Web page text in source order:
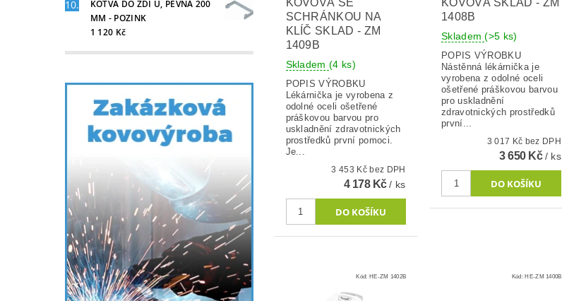
KOTVA DO ZDI U, PEVNÁ 200
MM - POZINK
1 120 Kč
KOVOVÁ SE
SCHRÁNKOU NA
KLÍČ SKLAD - ZM
1409B
Skladem(4 ks)
POPIS VÝROBKU
Lékárnička je vyrobena z
odolné oceli ošetřené
práškovou barvou pro
uskladnění zdravotnických
prostředků první pomoci.
Je...
3 453 Kč bez DPH
4 178 Kč/ ks
KOVOVÁ SKLAD - ZM
1408B
Skladem(>5 ks)
POPIS VÝROBKU
Nástěnná lékárnička je
vyrobena z odolné oceli
ošetřené práškovou barvou
pro uskladnění
zdravotnických prostředků
první...
3 017 Kč bez DPH
3 650 Kč/ ks
Kód: HE-ZM 1402B Kód:HE-ZM 1400B